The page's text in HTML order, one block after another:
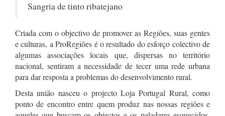
Sangria de tinto ribatejano
Criada com o objectivo de promover as Regiões, suas gentes
e culturas, a ProRegiões é o resultado do esforço colectivo de
algumas associações locais que, dispersas no território
nacional, sentiram a necessidade de tecer uma rede urbana
para dar resposta a problemas do desenvolvimento rural.
Desta união nasceu o projecto Loja Portugal Rural, como
ponto de encontro entre quem produz nas nossas regiões e